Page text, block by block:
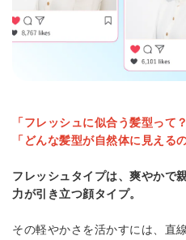
「フレッシュに似合う髪型って？
「どんな髪型が自然体に見えるの
フレッシュタイプは、爽やかで
力が引き立つ顔タイプ。
その軽やかさを活かすには、直